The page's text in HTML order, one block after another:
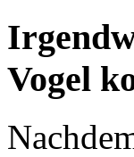
Vogel